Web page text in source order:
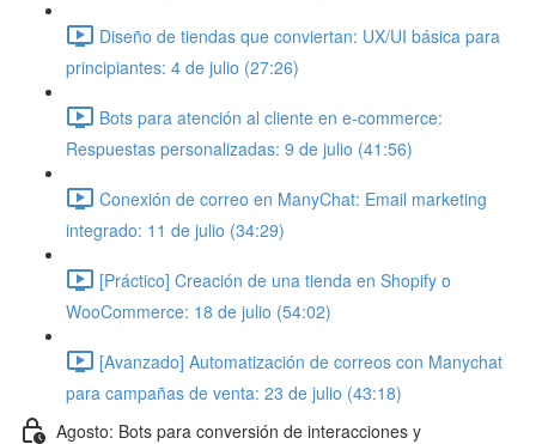
Diseño de tiendas que conviertan: UX/UI básica para
principiantes: 4 de julio (27:26)
Bots para atención al cliente en e-commerce:
Respuestas personalizadas: 9 de julio (41:56)
Conexión de correo en ManyChat: Email marketing
integrado: 11 de julio (34:29)
[Práctico] Creación de una tienda en Shopify o
WooCommerce: 18 de julio (54:02)
[Avanzado] Automatización de correos con Manychat
para campañas de venta: 23 de julio (43:18)
Agosto: Bots para conversión de interacciones y